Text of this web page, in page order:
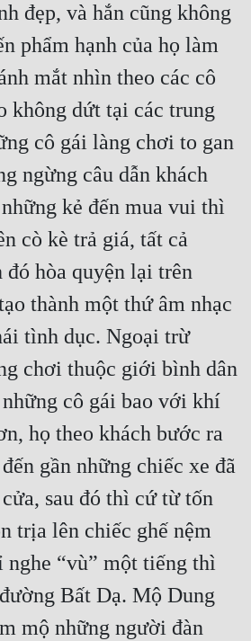
đẹp, và hắn cũng không
phẩm hạnh của họ làm
mắt nhìn theo các cô
không dứt tại các trung
cô gái làng chơi to gan
ngừng câu dẫn khách
kẻ đến mua vui thì
cò kè trả giá, tất cả
đó hòa quyện lại trên
thành một thứ âm nhạc
tình dục. Ngoại trừ
chơi thuộc giới bình dân
cô gái bao với khí
họ theo khách bước ra
gần những chiếc xe đã
sau đó thì cứ từ tốn
trịa lên chiếc ghế nệm
nghe “vù” một tiếng thì
Bất Dạ. Mộ Dung
mộ những người đàn